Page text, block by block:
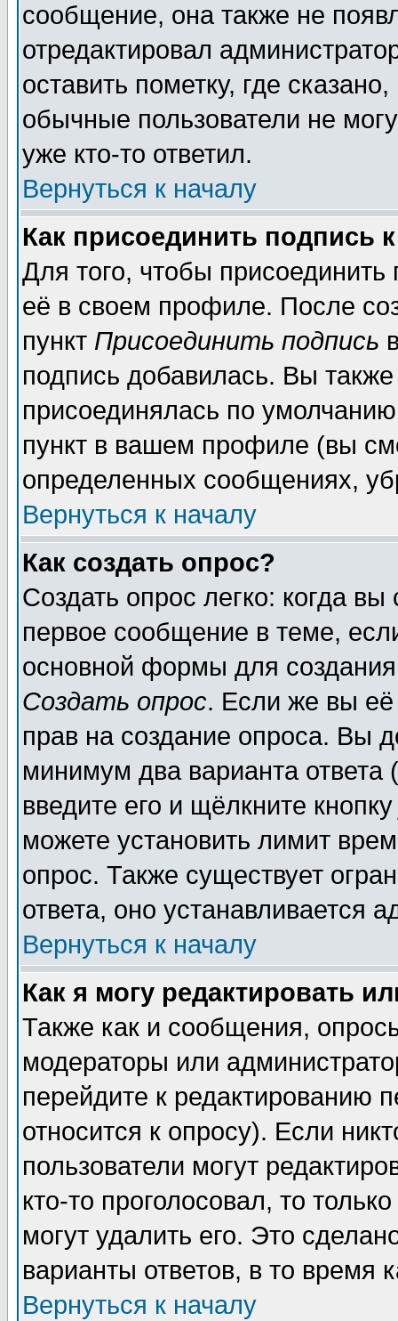
сообщение, она также не
отредактировал
оставить пометку, где
обычные пользователи не
уже кто-то ответил.
Вернуться к началу
Как присоединить подпись
Для того, чтобы
её в своем профиле. После
пункт Присоединить подпись
подпись добавилась. Вы
присоединялась по
пункт в вашем профиле (вы
определенных сообщениях,
Вернуться к началу
Как создать опрос?
Создать опрос легко: когда
первое сообщение в теме,
основной формы для
Создать опрос. Если же вы её
прав на создание опроса. Вы
минимум два варианта ответа
введите его и щёлкните
можете установить лимит
опрос. Также существует
ответа, оно устанавливается
Вернуться к началу
Как я могу редактировать
Также как и сообщения,
модераторы или
перейдите к редактированию
относится к опросу). Если
пользователи могут
кто-то проголосовал, то
могут удалить его. Это
варианты ответов, в то время
Вернуться к началу